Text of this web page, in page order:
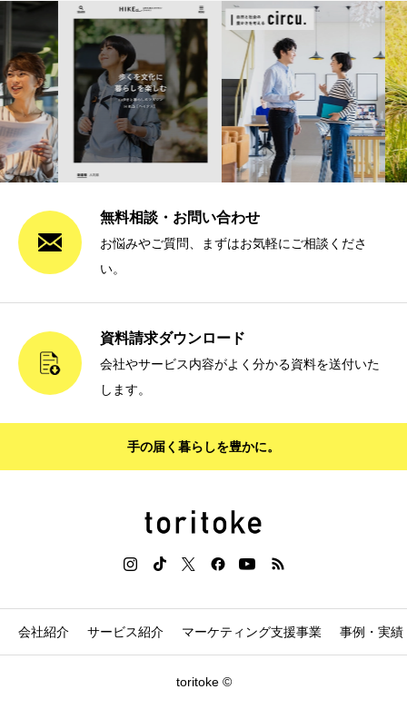
無料相談・お問い合わせ
お悩みやご質問、まずはお気軽にご相談くださ
い。
資料請求ダウンロード
会社やサービス内容がよく分かる資料を送付いた
します。
手の届く暮らしを豊かに。
会社紹介 サービス紹介 マーケティング支援事業 事例・実績
toritoke ©